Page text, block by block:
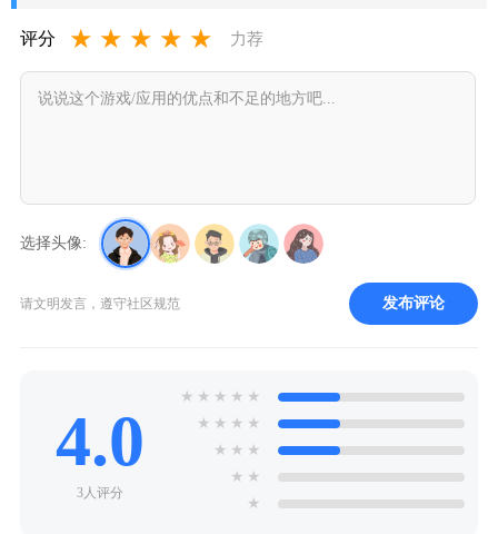
评分 ★ ★ ★ ★ ★ 力荐
选择头像:
请文明发言，遵守社区规范 发布评论
4.0
3人评分
★ ★ ★ ★ ★
★ ★ ★ ★
★ ★ ★
★ ★
★